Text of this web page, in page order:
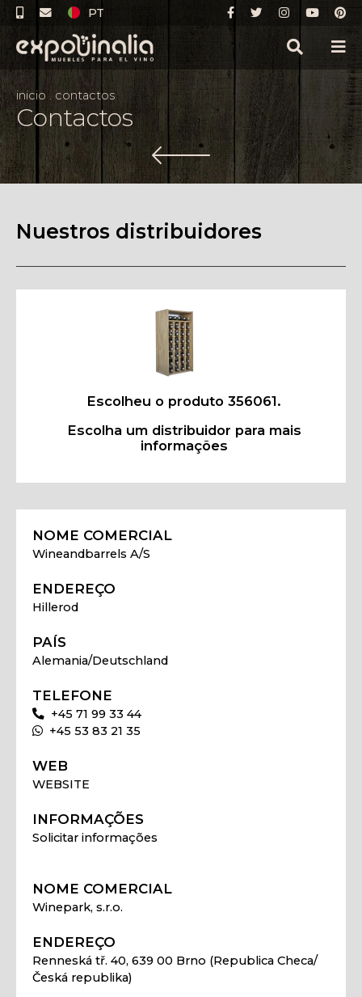
PT
inicio. contactos
Contactos
Nuestros distribuidores
Escolheu o produto 356061.
Escolha um distribuidor para mais
informações
NOME COMERCIAL
Wineandbarrels A/S
ENDEREÇO
Hillerod
PAÍS
Alemania/Deutschland
TELEFONE
+45 71 99 33 44
+45 53 83 21 35
WEB
WEBSITE
INFORMAÇÕES
Solicitar informações
NOME COMERCIAL
Winepark, s.r.o.
ENDEREÇO
Renneská tř. 40, 639 00 Brno (Republica Checa/
Česká republika)